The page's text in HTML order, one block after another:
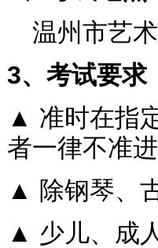
温州市艺
3、 考试要求
▲ 准时在指
者一律不准
▲ 除钢琴、
▲ 少儿、成